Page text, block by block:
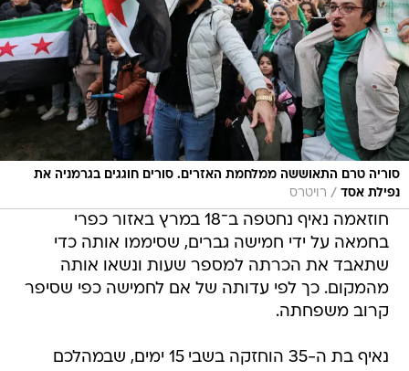
סוריה טרם התאוששה ממלחמת האזרים. סורים חוגגים בגרמניה את
נפילת אסד / רויטרס
חוזאמה נאיף נחטפה ב־18 במרץ באזור כפרי
בחמאה על ידי חמישה גברים, שסיממו אותה כדי
שתאבד את הכרתה למספר שעות ונשאו אותה
מהמקום. כך לפי עדותה של אם לחמישה כפי שסיפר
קרוב משפחתה.
נאיף בת ה-35 הוחזקה בשבי 15 ימים, שבמהלכם